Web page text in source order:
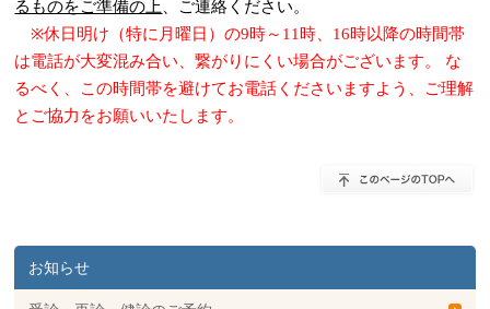
るものをご準備の上
、ご連絡ください。
※休日明け（特に月曜日）の9時～11時、16時以降の時間帯
は電話が大変混み合い、繋がりにくい場合がございます。 な
るべく、この時間帯を避けてお電話くださいますよう、ご理解
とご協力をお願いいたします。
お知らせ